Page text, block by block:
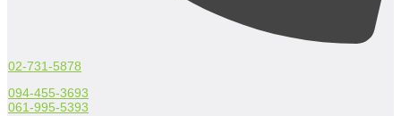
02-731-5878
094-455-3693
061-995-5393